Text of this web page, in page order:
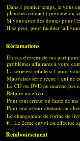
Dans 1 pemier temps, je vous
planches contact ( preview ou
Si vous avez des doutes pour
Il se peut, pour faciliter la
Réclamations
En cas d'erreur de ma part
problèmes affairants à votre
La série est refaîte si ( pour
Mauvaises série reçue ( qui ne
Le CD ou DVD ne marche pas
Refaire un envoi.
Pour tout erreur ou faute de
Pour une erreur attenant au
Le changement de forme de
€ . Le 2eme envoi est effectué
Remboursement